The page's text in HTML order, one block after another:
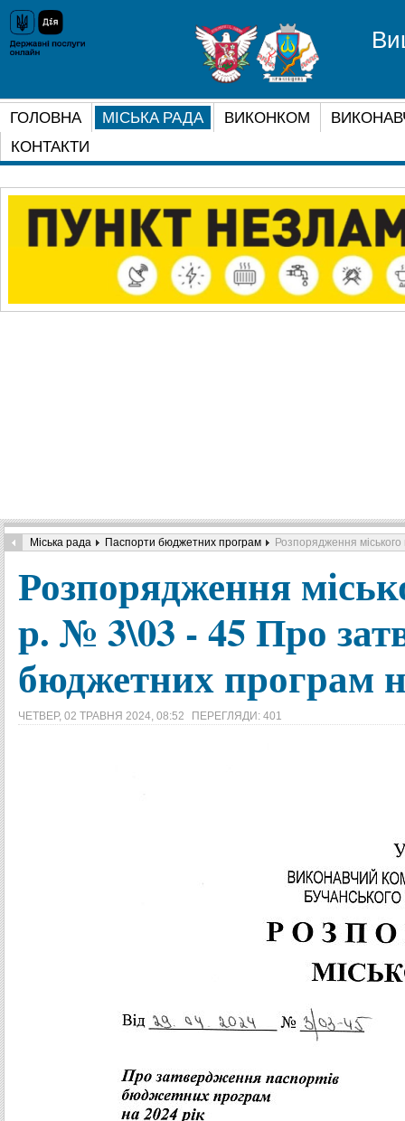
ГОЛОВНА МІСЬКА РАДА ВИКОНКОМ
КОНТАКТИ
Міська рада Паспорти бюджетних програм Розпорядження
Розпорядження
р. № 3\03 - 45 Про
бюджетних програм
ЧЕТВЕР, 02 ТРАВНЯ 2024, 08:52 ПЕРЕГЛЯДИ: 401